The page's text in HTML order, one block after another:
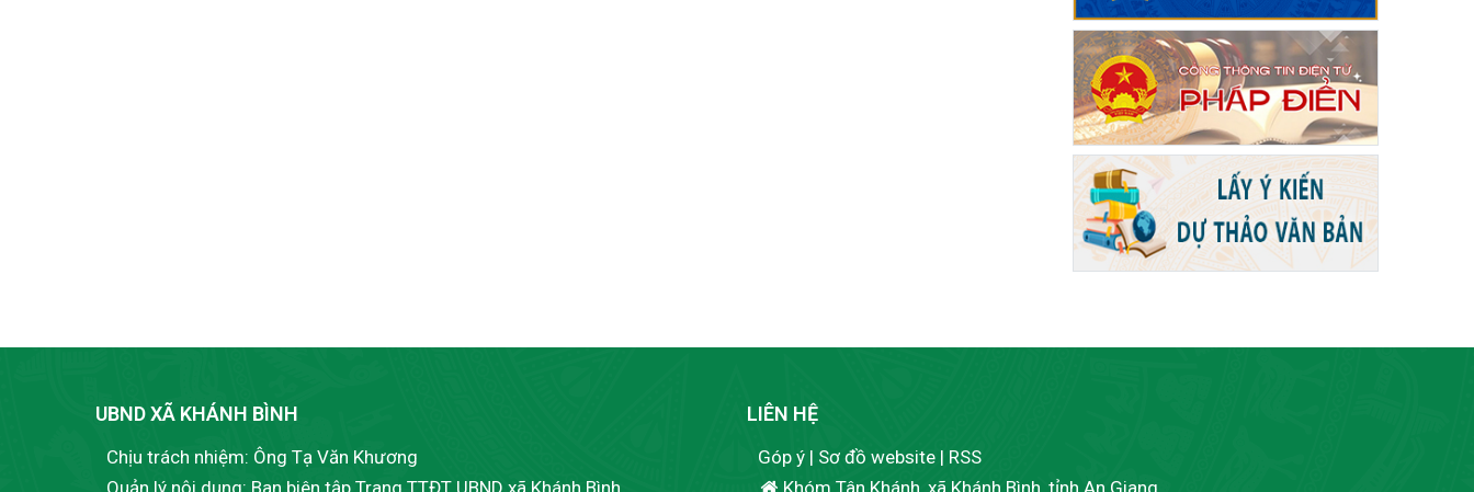
UBND XÃ KHÁNH BÌNH
Chịu trách nhiệm: Ông Tạ Văn Khương
Quản lý nội dung: Ban biên tập Trang TTĐT UBND xã Khánh Bình
LIÊN HỆ
Góp ý | Sơ đồ website | RSS
Khóm Tân Khánh, xã Khánh Bình, tỉnh An Giang.